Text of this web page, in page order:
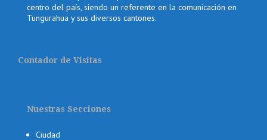
centro del país, siendo un referente en la comunicación en
Tungurahua y sus diversos cantones.
Contador de Visitas
Nuestras Secciones
Ciudad